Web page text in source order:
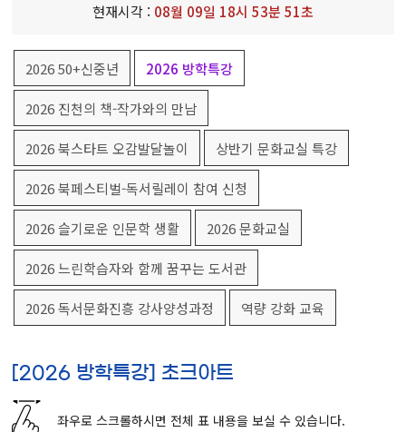
현재시각 : 08월 09일 18시 53분 51초
2026 50+신중년 2026 방학특강
2026 진천의 책-작가와의 만남
2026 북스타트 오감발달놀이 상반기 문화교실 특강
2026 북페스티벌-독서릴레이 참여 신청
2026 슬기로운 인문학 생활 2026 문화교실
2026 느린학습자와 함께 꿈꾸는 도서관
2026 독서문화진흥 강사양성과정 역량 강화 교육
[2026 방학특강] 초크아트
좌우로 스크롤하시면 전체 표 내용을 보실 수 있습니다.